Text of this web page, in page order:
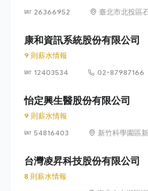
26366952
臺北市北投區
康和資訊系統股份有限公司
9 則薪水情報
12403534
02-87987166
怡定興生醫股份有限公司
9 則薪水情報
54816403
新竹科學園區
台灣凌昇科技股份有限公司
8 則薪水情報